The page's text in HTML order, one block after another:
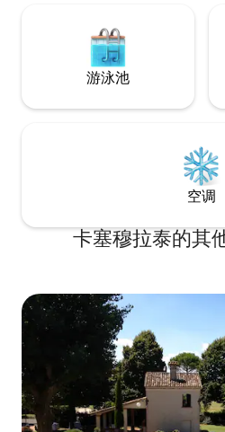
游泳池
空调
卡塞穆拉泰的其